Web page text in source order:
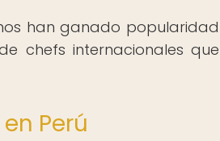
han ganado popularidad
chefs internacionales que
Perú